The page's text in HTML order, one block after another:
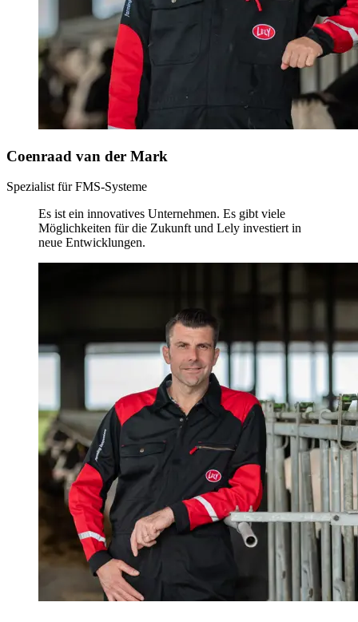
Coenraad van der Mark
Spezialist für FMS-Systeme
Es ist ein innovatives Unternehmen. Es gibt viele
Möglichkeiten für die Zukunft und Lely investiert in
neue Entwicklungen.